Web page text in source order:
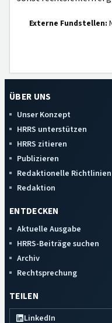
Externe Fundstellen:
ÜBER UNS
Unser Konzept
HRRS unterstützen
HRRS zitieren
Publizieren
Redaktionelle Richtlinien
Redaktion
ENTDECKEN
Aktuelle Ausgabe
HRRS-Beiträge suchen
Archiv
Rechtsprechung
TEILEN
LinkedIn